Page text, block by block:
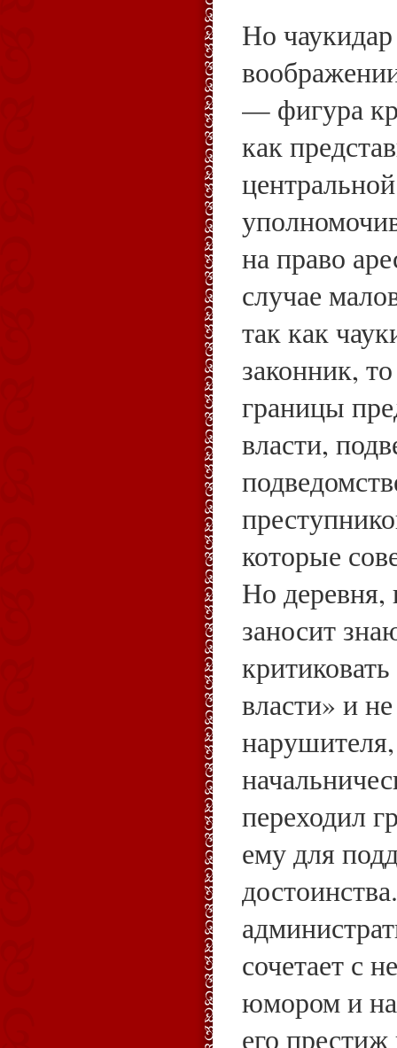
Но
— фигура
как
на право
случае
так как
законник,
границы
власти,
которые
Но деревня,
заносит
власти» и
переходил
ему для
сочетает с
юмором и
его